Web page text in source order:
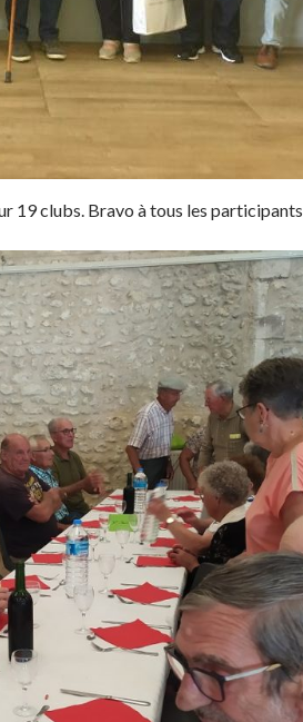
19 clubs. Bravo à tous les